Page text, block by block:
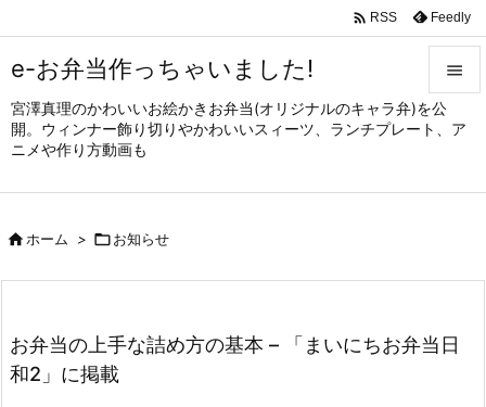
e-お弁当作っちゃいました!
宮澤真理のかわいいお絵かきお弁当(オリジナルのキャラ弁)を公
開。ウィンナー飾り切りやかわいいスィーツ、ランチプレート、ア
ニメや作り方動画も


メニュ
サイド


検索
 RSS Feedly
ホーム > お知らせ
お弁当の上手な詰め方の基本 – 「まいにちお弁当日
和2」に掲載